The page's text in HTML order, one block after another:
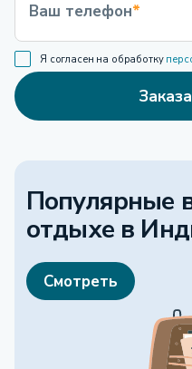
Ваш телефон*
Я согласен на обработку
Популярные
отдыхе в
Смотреть